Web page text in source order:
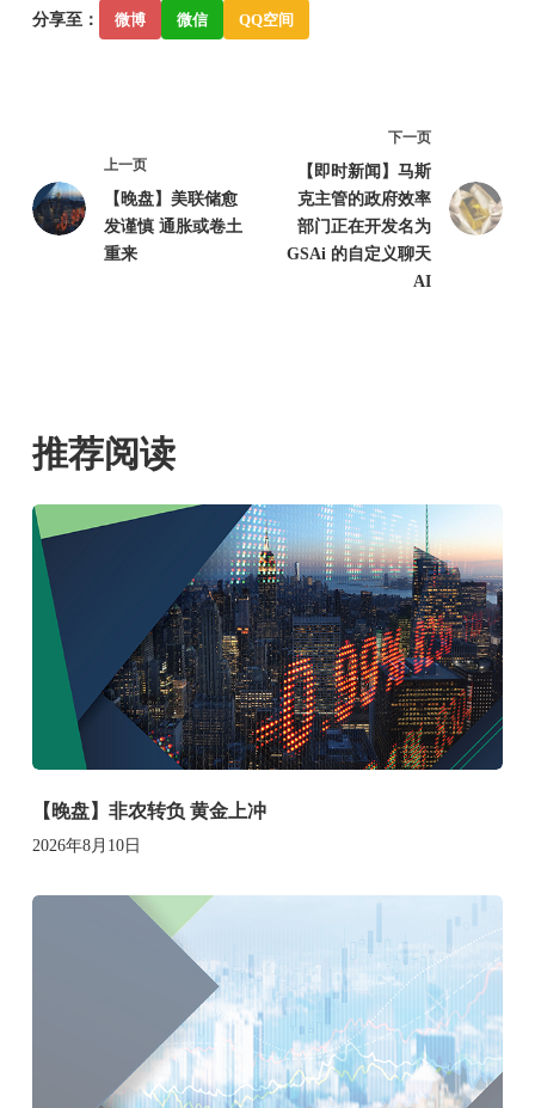
分享至： 微博 微信 QQ空间
上一页
【晚盘】美联储愈
发谨慎 通胀或卷土
重来
下一页
【即时新闻】马斯
克主管的政府效率
部门正在开发名为
GSAi 的自定义聊天
AI
推荐阅读
【晚盘】非农转负 黄金上冲
2026年8月10日